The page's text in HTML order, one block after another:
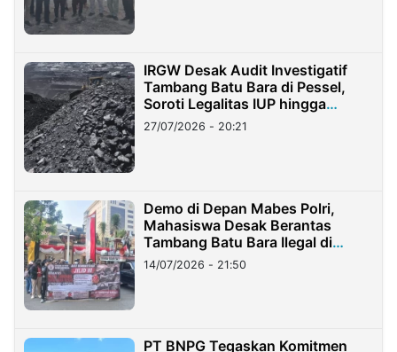
IRGW Desak Audit Investigatif
Tambang Batu Bara di Pessel,
Soroti Legalitas IUP hingga
Stockpile
27/07/2026 - 20:21
Demo di Depan Mabes Polri,
Mahasiswa Desak Berantas
Tambang Batu Bara Ilegal di
Lampung
14/07/2026 - 21:50
PT BNPG Tegaskan Komitmen